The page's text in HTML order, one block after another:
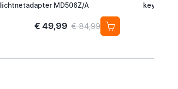
lichtnetadapter MD506Z/A
€ 49,99 € 84,99